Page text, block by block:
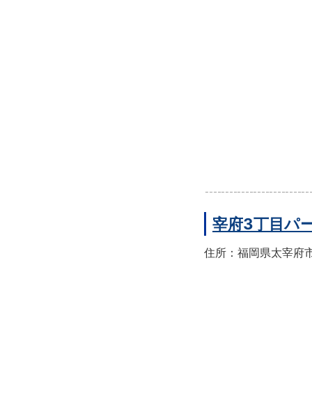
宰府3丁目パ
住所：福岡県太宰府